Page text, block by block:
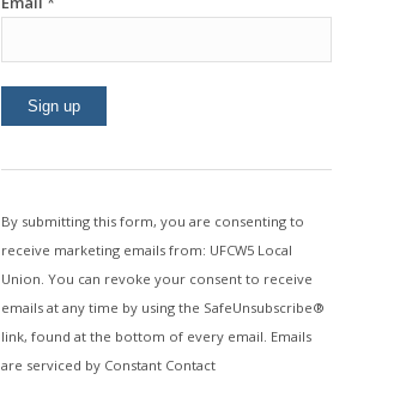
Use.
Please
leave
this
field
blank.
By submitting this form, you are consenting to
receive marketing emails from: UFCW5 Local
Union. You can revoke your consent to receive
emails at any time by using the SafeUnsubscribe®
link, found at the bottom of every email. Emails
are serviced by Constant Contact